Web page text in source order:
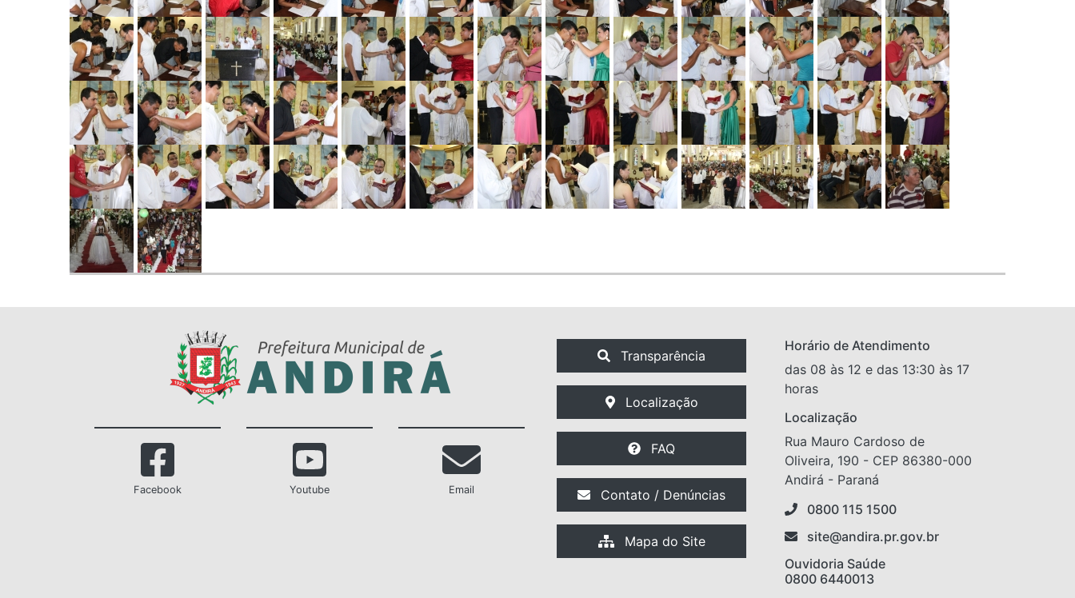
Facebook Youtube Email
Transparência
Localização
FAQ
Contato / Denúncias
Mapa do Site
Horário de Atendimento
das 08 às 12 e das 13:30 às 17
horas
Localização
Rua Mauro Cardoso de
Oliveira, 190 - CEP 86380-000
Andirá - Paraná
0800 115 1500
site@andira.pr.gov.br
Ouvidoria Saúde
0800 6440013